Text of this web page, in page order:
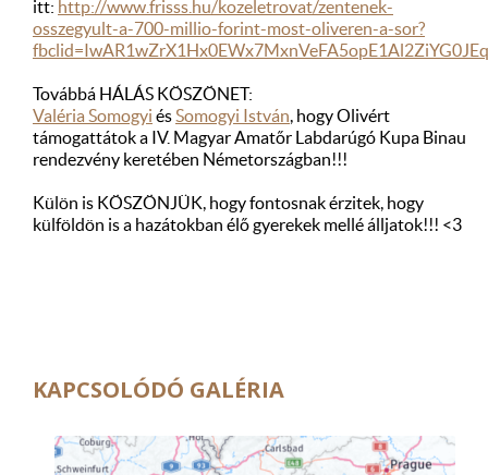
itt: http://www.frisss.hu/kozeletrovat/zentenek-
osszegyult-a-700-millio-forint-most-oliveren-a-sor?
Továbbá HÁLÁS KÖSZÖNET:
Valéria Somogyi ésSomogyi István, hogy Olivért
támogattátok a IV. Magyar Amatőr Labdarúgó Kupa Binau
rendezvény keretében Németországban!!!
Külön is KÖSZÖNJÜK, hogy fontosnak érzitek, hogy
külföldön is a hazátokban élő gyerekek mellé álljatok!!! <3
KAPCSOLÓDÓ GALÉRIA